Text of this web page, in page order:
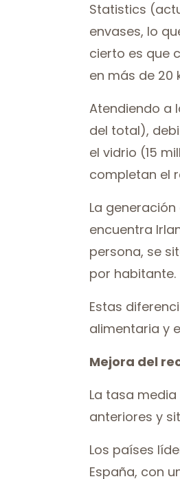
Statistics
envases, lo
cierto es que
en más de 20
Atendiendo a
del total),
el vidrio (15
completan el
La
encuentra
persona, se
por habitante.
Estas
alimentaria y
Mejora del
La tasa
anteriores y
Los países
España, con